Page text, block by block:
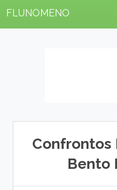
FLUNOMENO
Confrontos
Bento